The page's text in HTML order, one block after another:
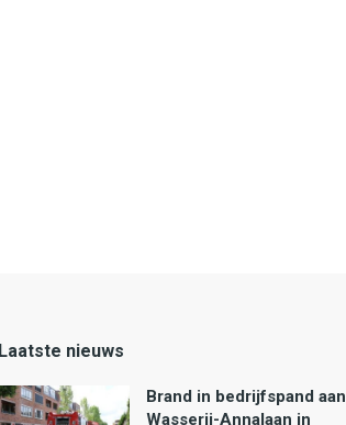
Laatste nieuws
Brand in bedrijfspand aan
Wasserij-Annalaan in